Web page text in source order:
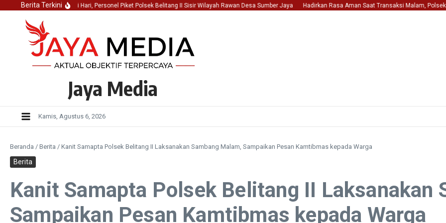
Lewati ke konten
Berita Terkini
Kondusifitas Dini Hari, Personel Piket Polsek Belitang II Sisir Wilayah Rawan Desa Sumber Jaya Hadirkan Rasa Aman Saat Transaksi Malam, Polsek
Jaya Media
Kamis, Agustus 6, 2026
Beranda / Berita / Kanit Samapta Polsek Belitang II Laksanakan Sambang Malam, Sampaikan Pesan Kamtibmas kepada Warga
Berita
Kanit Samapta Polsek Belitang II Laksanakan
Sampaikan Pesan Kamtibmas kepada Warga